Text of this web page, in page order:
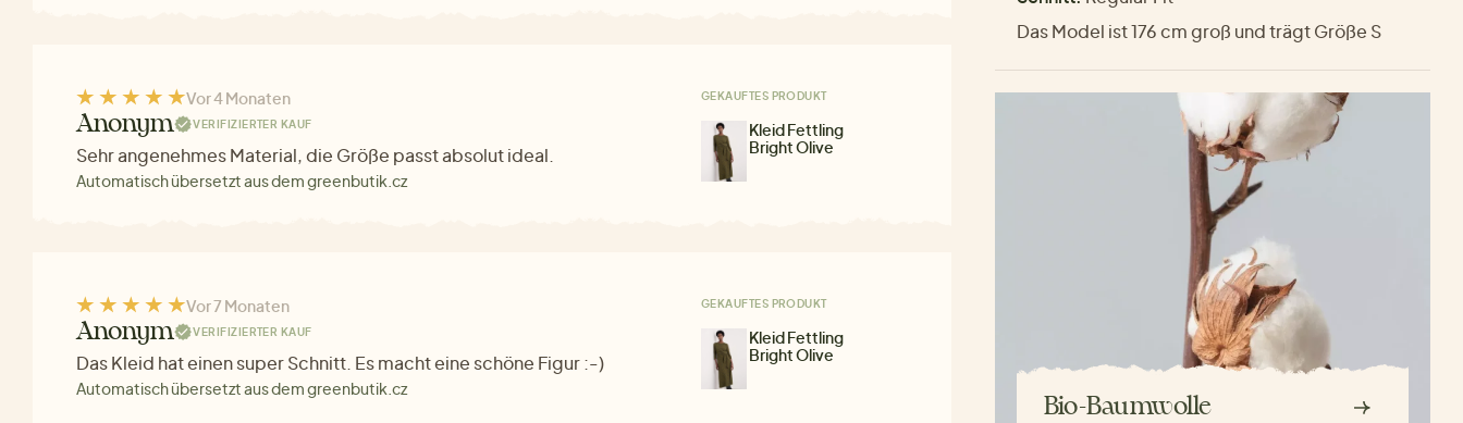
Vor 4 Monaten
Anonym VERIFIZIERTER KAUF
Sehr angenehmes Material, die Größe passt absolut ideal.
Automatisch übersetzt aus dem greenbutik.cz
GEKAUFTES PRODUKT
Kleid Fettling
Bright Olive
Vor 7 Monaten
Anonym VERIFIZIERTER KAUF
Das Kleid hat einen super Schnitt. Es macht eine schöne Figur :-)
Automatisch übersetzt aus dem greenbutik.cz
GEKAUFTES PRODUKT
Kleid Fettling
Bright Olive
Das Model ist 176 cm groß und trägt Größe S
Bio-Baumwolle